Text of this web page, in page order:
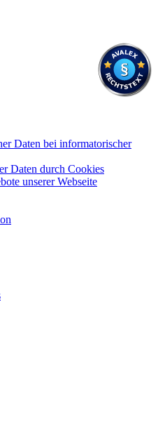
Daten bei informatorischer
Daten durch Cookies
unserer Webseite